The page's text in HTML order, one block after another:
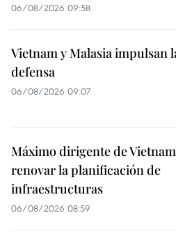
06/08/2026 09:58
Vietnam y Malasia impulsan
defensa
06/08/2026 09:07
Máximo dirigente de
renovar la planificación de
infraestructuras
06/08/2026 08:59